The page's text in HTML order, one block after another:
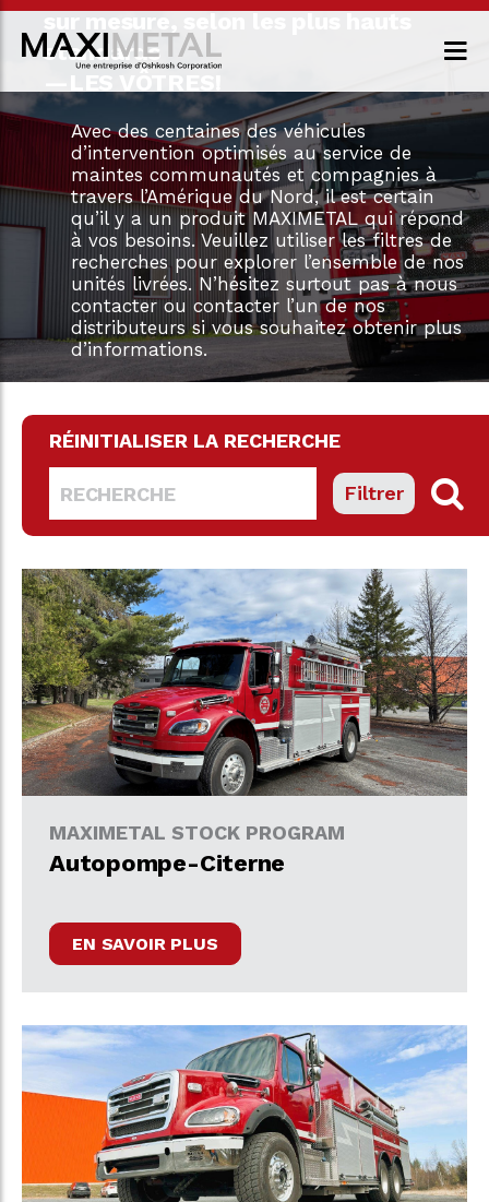
sur mesure, selon les plus hauts
standards
Avec des centaines des véhicules
d’intervention optimisés au service de
maintes communautés et compagnies à
travers l’Amérique du Nord, il est certain
qu’il y a un produit MAXIMETAL qui répond
à vos besoins. Veuillez utiliser les filtres de
recherches pour explorer l’ensemble de nos
unités livrées. N’hésitez surtout pas à nous
contacter ou contacter l’un de nos
distributeurs si vous souhaitez obtenir plus
d’informations.
RÉINITIALISER LA RECHERCHE
Filtrer
MAXIMETAL STOCK PROGRAM
Autopompe-Citerne
EN SAVOIR PLUS